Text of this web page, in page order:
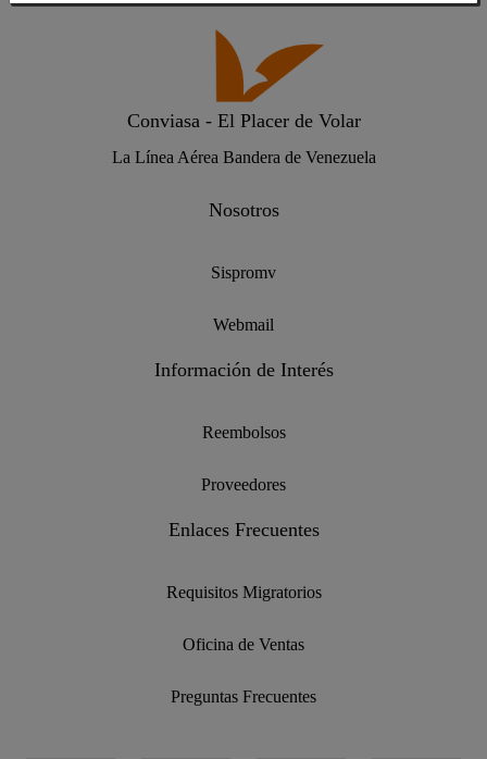
Conviasa - El Placer de Volar
La Línea Aérea Bandera de Venezuela
Nosotros
Sispromv
Webmail
Información de Interés
Reembolsos
Proveedores
Enlaces Frecuentes
Requisitos Migratorios
Oficina de Ventas
Preguntas Frecuentes